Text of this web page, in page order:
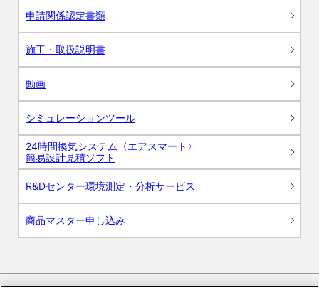
申請関係認定書類
施工・取扱説明書
動画
シミュレーションツール
24時間換気システム〈エアスマート〉
簡易設計見積ソフト
R&Dセンター環境測定・分析サービス
商品マスター申し込み